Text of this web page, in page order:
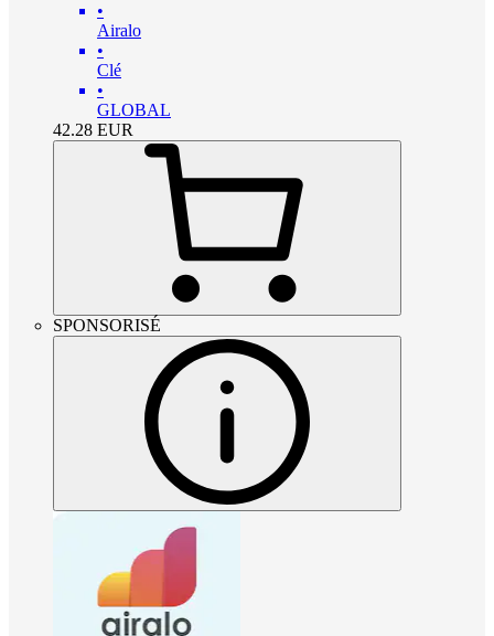
•
Airalo
•
Clé
•
GLOBAL
42.28 EUR
SPONSORISÉ